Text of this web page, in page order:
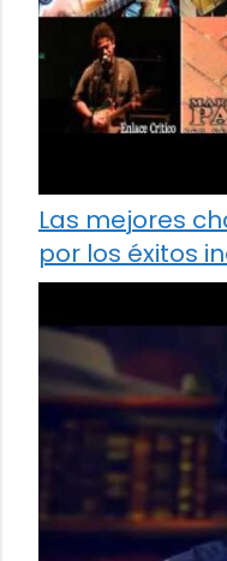
Las mejores
por los éxitos